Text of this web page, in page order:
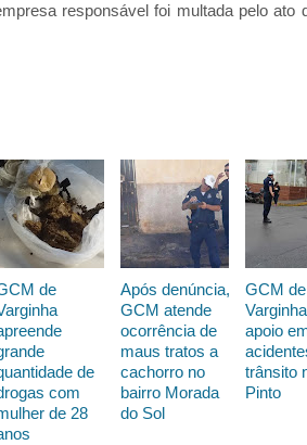
responsável foi multada pelo ato
de
de
com
de 28
Após denúncia,
GCM atende
ocorrência de
maus tratos a
cachorro no
bairro Morada
do Sol
GCM de
apoio
trânsito
Pinto